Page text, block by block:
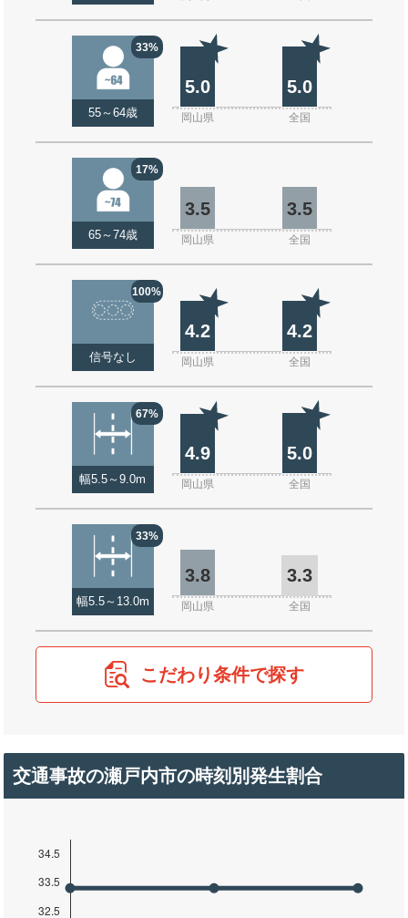
33%
55～64歳
5.0 5.0
岡山県 全国
17%
65～74歳
3.5 3.5
岡山県 全国
100%
信号なし
4.2 4.2
岡山県 全国
67%
幅5.5～9.0m
4.9 5.0
岡山県 全国
33%
幅5.5～13.0m
3.8 3.3
岡山県 全国
こだわり条件で探す
交通事故の瀬戸内市の時刻別発生割合